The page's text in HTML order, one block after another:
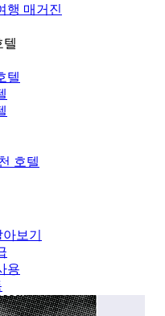
행 매거진
텔
텔
호텔
보기
용